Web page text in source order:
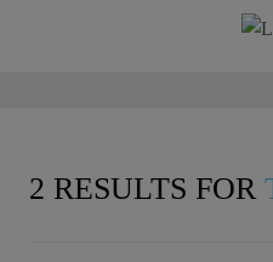
2 RESULTS FOR